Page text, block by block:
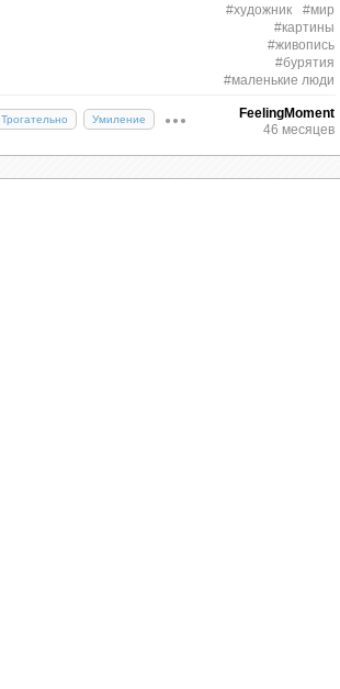
#художник
#мир
#картины
#живопись
#бурятия
#маленькие люди
Трогательно Умиление
FeelingMoment
46 месяцев